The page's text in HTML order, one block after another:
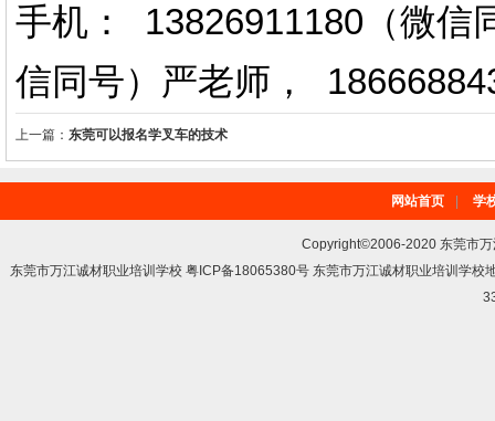
手机： 13826911180（微信
信同号）严老师 ，
上一篇： 东莞可以报名学叉车的技术
网站首页 学
Copyright©2006-2020 东莞市
东莞市万江诚材职业培训学校 粤ICP备18065380号 东莞市万江诚材职业培训学